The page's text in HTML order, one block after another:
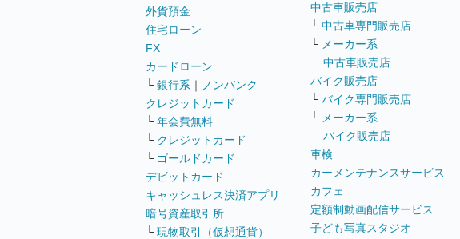
外貨預金
住宅ローン
FX
カードローン
└ 銀行系 ｜
ノンバンク
クレジットカード
└ 年会費無料
└ クレジットカード
└ ゴールドカード
デビットカード
キャッシュレス決済アプリ
暗号資産取引所
└ 現物取引（仮想通貨）
中古車販売店
└ 中古車専門販売店
└ メーカー系
中古車販売店
バイク販売店
└ バイク専門販売店
└ メーカー系
バイク販売店
車検
カーメンテナンスサービス
カフェ
定額制動画配信サービス
子ども写真スタジオ